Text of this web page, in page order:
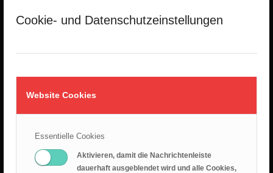
Cookie- und Datenschutzeinstellungen
Website Cookies
Essentielle Cookies
Aktivieren, damit die Nachrichtenleiste
dauerhaft ausgeblendet wird und alle Cookies,
Die Namen Gottes -Teil1-
2. August 2026
25. Juli 2026
Predigt 2026.07.19 – Epheserbief Kap. 6